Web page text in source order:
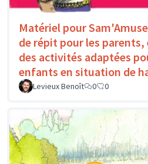
Matériel pour
de répit pour les parents,
des activités adaptées
enfants en situation de
Levieux Benoît 0 0